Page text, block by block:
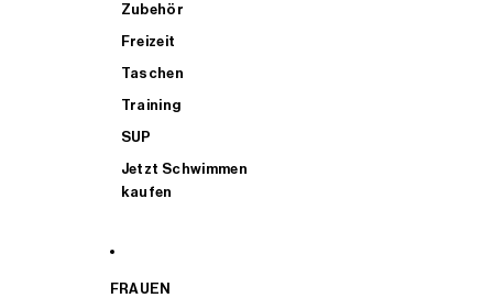
Zubehör
Freizeit
Taschen
Training
SUP
Jetzt Schwimmen
kaufen
FRAUEN